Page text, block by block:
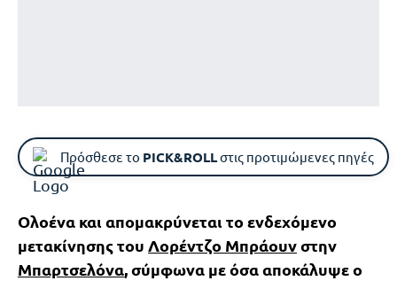
Πρόσθεσε το PICK&ROLLστις προτιμώμενες πηγές
Ολοένα και απομακρύνεται το ενδεχόμενο
μετακίνησης του Λορέντζο Μπράουνστην
Μπαρτσελόνα, σύμφωνα με όσα αποκάλυψε ο